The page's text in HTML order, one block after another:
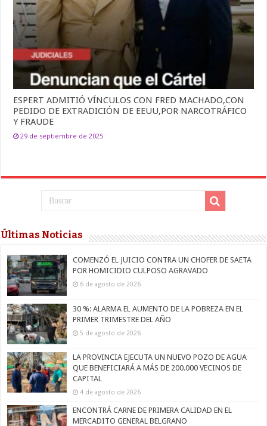
ESPERT ADMITIÓ VÍNCULOS CON FRED MACHADO,CON
PEDIDO DE EXTRADICIÓN DE EEUU,POR NARCOTRÁFICO
Y FRAUDE
29 de septiembre de 2025
Últimas Noticias
COMENZÓ EL JUICIO CONTRA UN CHOFER DE SAETA
POR HOMICIDIO CULPOSO AGRAVADO
6 de agosto de 2026
30 %: ALARMA EL AUMENTO DE LA POBREZA EN EL
PRIMER TRIMESTRE DEL AÑO
5 de agosto de 2026
LA PROVINCIA EJECUTA UN NUEVO POZO DE AGUA
QUE BENEFICIARÁ A MÁS DE 200.000 VECINOS DE
CAPITAL
4 de agosto de 2026
ENCONTRÁ CARNE DE PRIMERA CALIDAD EN EL
MERCADITO GENERAL BELGRANO